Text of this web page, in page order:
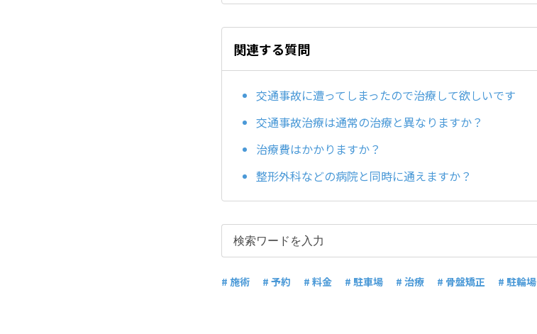
関連する質問
交通事故に遭ってしまったので治療して欲しいです
交通事故治療は通常の治療と異なりますか？
治療費はかかりますか？
整形外科などの病院と同時に通えますか？
# 施術 # 予約 # 料金 # 駐車場 # 治療 # 骨盤矯正 # 駐輪場